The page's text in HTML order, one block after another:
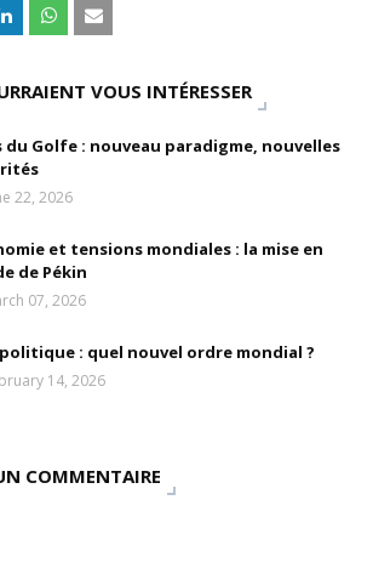
VOUS INTÉRESSER
du Golfe : nouveau paradigme, nouvelles
22, 2026
et tensions mondiales : la mise en
de Pékin
07, 2026
: quel nouvel ordre mondial ?
14, 2026
COMMENTAIRE